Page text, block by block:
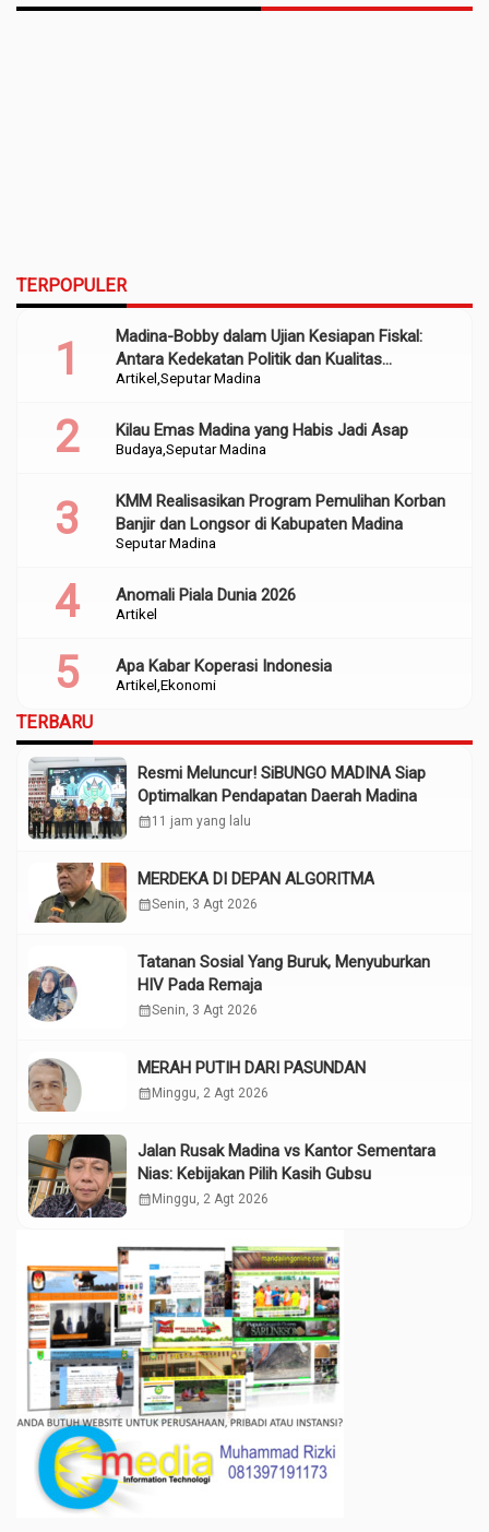
TERPOPULER
Artikel Seputar Madina
Madina-Bobby dalam Ujian Kesiapan Fiskal:
Antara Kedekatan Politik dan Kualitas
Perencanaan
Budaya Seputar Madina
Kilau Emas Madina yang Habis Jadi Asap
Seputar Madina
KMM Realisasikan Program Pemulihan Korban
Banjir dan Longsor di Kabupaten Madina
Artikel
Anomali Piala Dunia 2026
Artikel Ekonomi
Apa Kabar Koperasi Indonesia
TERBARU
Resmi Meluncur! SiBUNGO MADINA Siap
Optimalkan Pendapatan Daerah Madina
calendar_month11 jam yang lalu
MERDEKA DI DEPAN ALGORITMA
calendar_monthSenin, 3 Agt 2026
Tatanan Sosial Yang Buruk, Menyuburkan
HIV Pada Remaja
calendar_monthSenin, 3 Agt 2026
MERAH PUTIH DARI PASUNDAN
calendar_monthMinggu, 2 Agt 2026
Jalan Rusak Madina vs Kantor Sementara
Nias: Kebijakan Pilih Kasih Gubsu
calendar_monthMinggu, 2 Agt 2026